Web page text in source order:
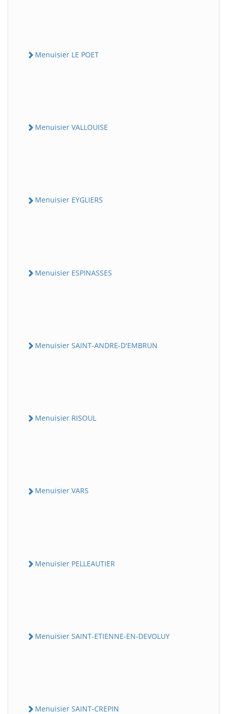
Menuisier LE POET
Menuisier VALLOUISE
Menuisier EYGLIERS
Menuisier ESPINASSES
Menuisier SAINT-ANDRE-D'EMBRUN
Menuisier RISOUL
Menuisier VARS
Menuisier PELLEAUTIER
Menuisier SAINT-ETIENNE-EN-DEVOLUY
Menuisier SAINT-CREPIN